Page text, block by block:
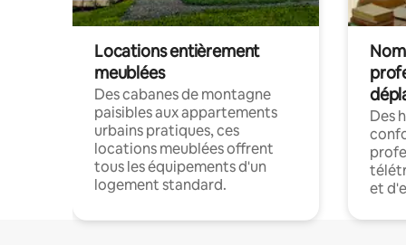
Locations entièrement
meublées
Des cabanes de montagne
paisibles aux appartements
urbains pratiques, ces
locations meublées offrent
tous les équipements d'un
logement standard.
Des
et